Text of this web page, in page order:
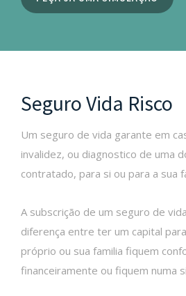
Seguro Vida Risco
Um seguro de vida garante em
invalidez, ou diagnostico de uma
contratado, para si ou para a sua
A subscrição de um seguro de
diferença entre ter um capital
próprio ou sua familia fiquem
financeiramente ou fiquem numa